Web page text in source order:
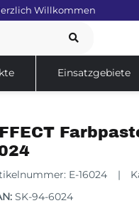
Willkommen
Einsatzgebiete
E-16024
SK-94-6024